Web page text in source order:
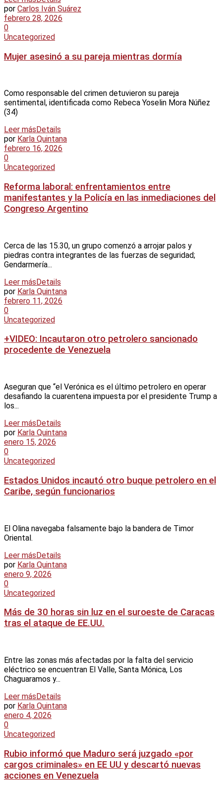
por Carlos Iván Suárez
febrero 28, 2026
0
Uncategorized
Mujer asesinó a su pareja mientras dormía
Como responsable del crimen detuvieron su pareja
sentimental, identificada como Rebeca Yoselin Mora Núñez
(34)
Leer más Details
por Karla Quintana
febrero 16, 2026
0
Uncategorized
Reforma laboral: enfrentamientos entre
manifestantes y la Policía en las inmediaciones del
Congreso Argentino
Cerca de las 15.30, un grupo comenzó a arrojar palos y
piedras contra integrantes de las fuerzas de seguridad;
Gendarmería...
Leer másDetails
por Karla Quintana
febrero 11, 2026
0
Uncategorized
+VIDEO: Incautaron otro petrolero sancionado
procedente de Venezuela
Aseguran que “el Verónica es el último petrolero en operar
desafiando la cuarentena impuesta por el presidente Trump a
los...
Leer más Details
por Karla Quintana
enero 15, 2026
0
Uncategorized
Estados Unidos incautó otro buque petrolero en el
Caribe, según funcionarios
El Olina navegaba falsamente bajo la bandera de Timor
Oriental.
Leer másDetails
por Karla Quintana
enero 9, 2026
0
Uncategorized
Más de 30 horas sin luz en el suroeste de Caracas
tras el ataque de EE.UU.
Entre las zonas más afectadas por la falta del servicio
eléctrico se encuentran El Valle, Santa Mónica, Los
Chaguaramos y...
Leer másDetails
por Karla Quintana
enero 4, 2026
0
Uncategorized
Rubio informó que Maduro será juzgado «por
cargos criminales» en EE UU y descartó nuevas
acciones en Venezuela